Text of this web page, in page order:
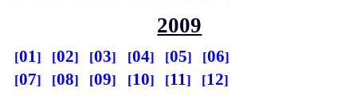
2009
01 02 03 04 05
06
07
08 09 10 11 12